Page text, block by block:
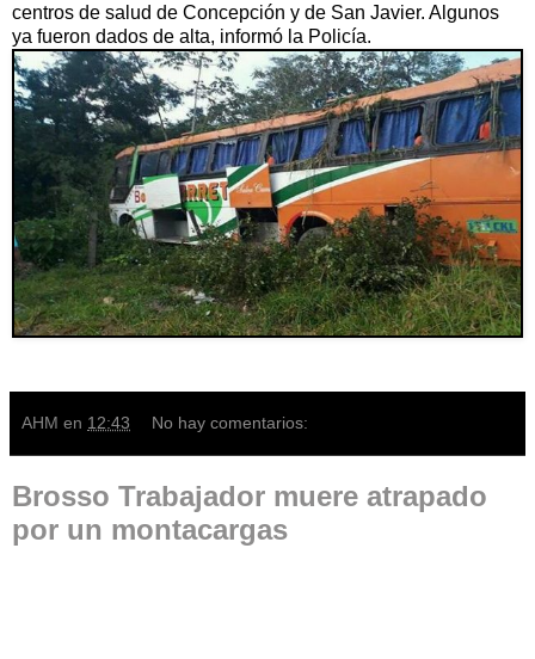
centros de salud de Concepción y de San Javier. Algunos
ya fueron dados de alta, informó la Policía.
AHM en 12:43 No hay comentarios:
Brosso Trabajador muere atrapado
por un montacargas